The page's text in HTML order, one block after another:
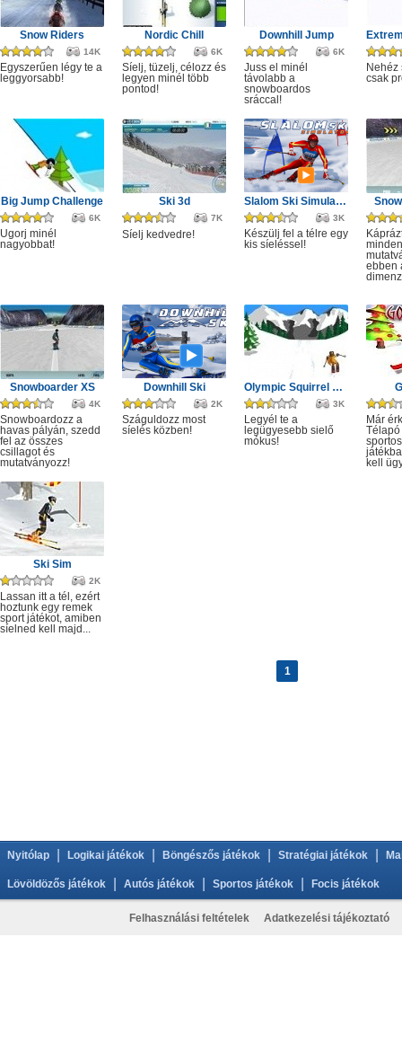
Snow Riders
14K
Egyszerűen légy te a
leggyorsabb!
Nordic Chill
6K
Síelj, tüzelj, célozz és
legyen minél több
pontod!
Downhill Jump
6K
Juss el minél
távolabb a
snowboardos
sráccal!
Nehéz
csak
Big Jump Challenge
6K
Ugorj minél
nagyobbat!
Ski 3d
7K
Síelj kedvedre!
Slalom Ski Simulator
3K
Készülj fel a télre egy
kis síeléssel!
ebben
Snowboarder XS
4K
Snowboardozz a
havas pályán, szedd
fel az összes
csillagot és
mutatványozz!
Downhill Ski
2K
Száguldozz most
síelés közben!
Olympic Squirrel Skiing
3K
Legyél te a
legügyesebb sielő
mókus!
Már
kell
Ski Sim
2K
Lassan itt a tél, ezért
hoztunk egy remek
sport játékot, amiben
síelned kell majd...
1
Nyitólap Logikai játékok Böngészős játékok Stratégiai játékok
Lövöldözős játékok Autós játékok Sportos játékok Focis játékok
Felhasználási feltételek Adatkezelési tájékoztató